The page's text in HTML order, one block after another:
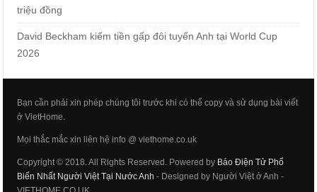
triệu đồng
David Beckham kiếm tiền gấp đôi tuyển Anh tại World Cup
2026
Bạn cần phải xin phép chúng tôi trước khi có thể copy và sử dụng bài viết
ở VietHome.
Mọi thắc mắc xin liên hệ info @ viethome.co.uk
Copyright © 2018. All Rights Reserved. Powered by Báo Điện Tử Phổ
Biến Nhất Người Việt Tại Nước Anh - Designed by Người Việt ở Anh -